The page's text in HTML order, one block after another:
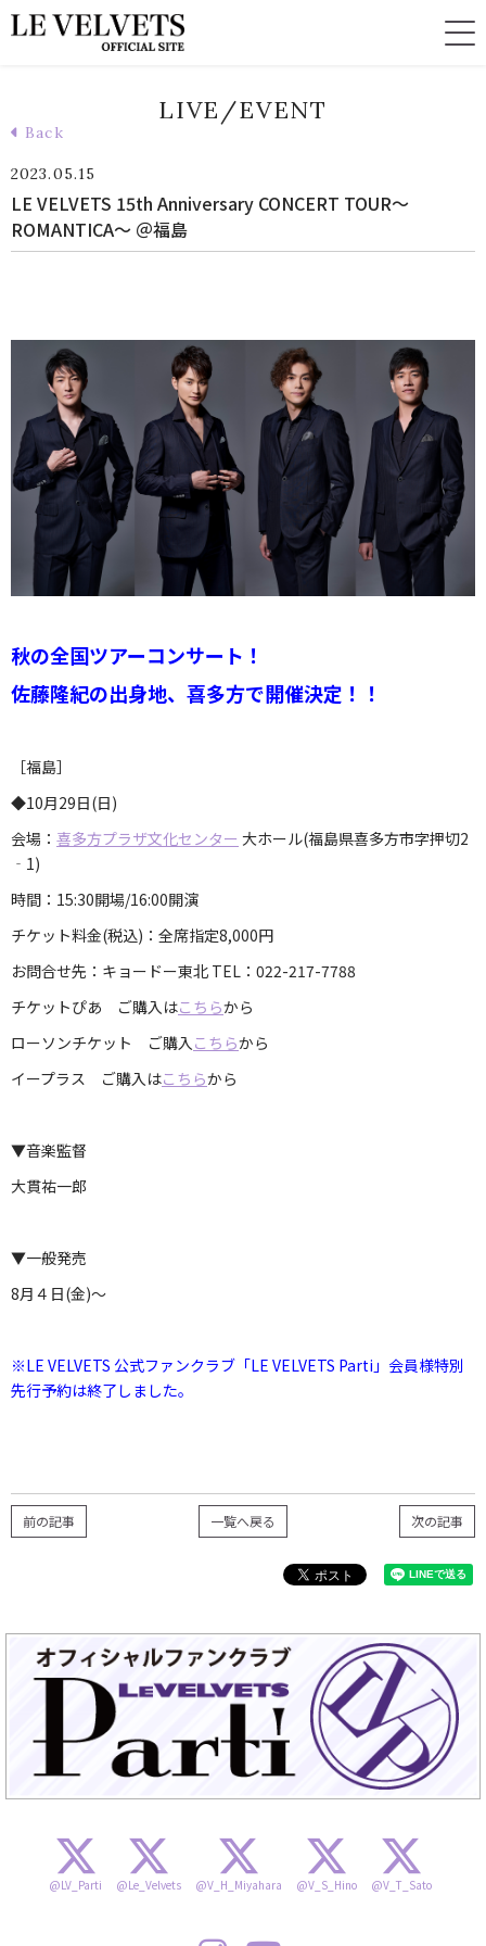
LIVE/EVENT
Back
2023.05.15
LE VELVETS 15th Anniversary CONCERT TOUR〜
ROMANTICA〜 ＠福島
秋の全国ツアーコンサート！
佐藤隆紀の出身地、喜多方で開催決定！！
［福島］
◆10月29日(日)
会場： 喜多方プラザ文化センター 大ホール(福島県喜多方市字押切2
‐1)
時間：15:30開場/16:00開演
チケット料金(税込)：全席指定8,000円
お問合せ先：キョードー東北 TEL：022-217-7788
チケットぴあ ご購入はこちらから
ローソンチケット ご購入 こちらから
イープラス ご購入はこちらから
▼音楽監督
大貫祐一郎
▼一般発売
8月４日(金)～
※LE VELVETS 公式ファンクラブ「LE VELVETS Parti」会員様特別
先行予約は終了しました。
次の記事
一覧へ戻る
前の記事
@LV_Parti @Le_Velvets @V_H_Miyahara @V_S_Hino @V_T_Sato